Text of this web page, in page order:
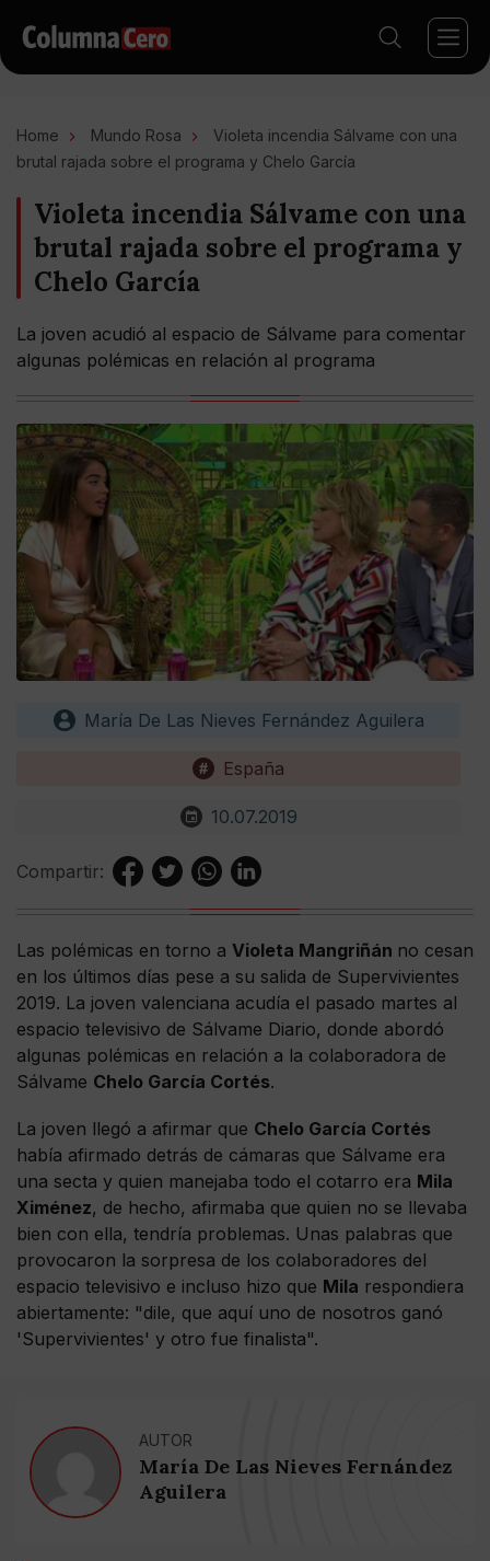
Home Mundo Rosa
Violeta incendia Sálvame con una
brutal rajada sobre el programa y Chelo García
Violeta incendia Sálvame con una
brutal rajada sobre el programa y
Chelo García
La joven acudió al espacio de Sálvame para comentar
algunas polémicas en relación al programa
María De Las Nieves Fernández Aguilera
España
10.07.2019
Compartir:
Las polémicas en torno a Violeta Mangriñán no cesan
en los últimos días pese a su salida de Supervivientes
2019. La joven valenciana acudía el pasado martes al
espacio televisivo de Sálvame Diario, donde abordó
algunas polémicas en relación a la colaboradora de
Sálvame Chelo García Cortés.
La joven llegó a afirmar que Chelo García Cortés
había afirmado detrás de cámaras que Sálvame era
una secta y quien manejaba todo el cotarro era Mila
Ximénez, de hecho, afirmaba que quien no se llevaba
bien con ella, tendría problemas. Unas palabras que
provocaron la sorpresa de los colaboradores del
espacio televisivo e incluso hizo que Mila respondiera
abiertamente: "dile, que aquí uno de nosotros ganó
'Supervivientes' y otro fue finalista".
AUTOR
María De Las Nieves Fernández
Aguilera